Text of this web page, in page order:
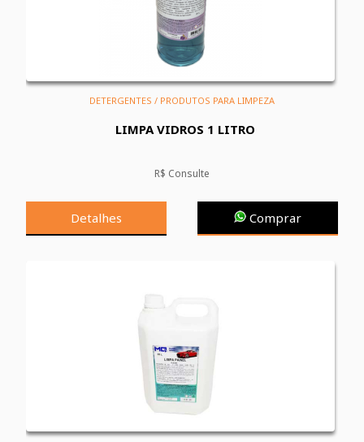
DETERGENTES / PRODUTOS PARA LIMPEZA
LIMPA VIDROS 1 LITRO
R$ Consulte
Detalhes Comprar